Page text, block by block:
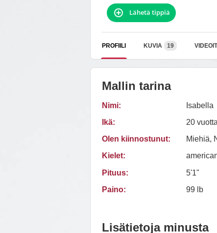
Lähetä tippiä
PROFIILI KUVIA 19
Mallin tarina
Nimi:
Isabella
Ikä:
20 vuotta
Olen kiinnostunut:
Miehiä,
Kielet:
Pituus:
5'1"
Paino:
99 lb
Lisätietoja minusta